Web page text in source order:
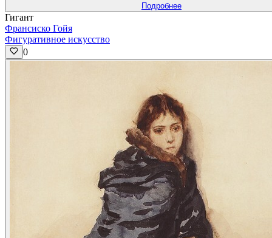
Подробнее
Гигант
Франсиско Гойя
Фигуративное искусство
0